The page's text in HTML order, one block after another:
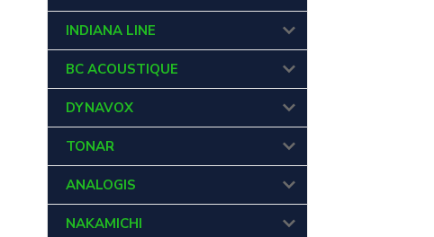
INDIANA LINE
BC ACOUSTIQUE
DYNAVOX
TONAR
ANALOGIS
NAKAMICHI